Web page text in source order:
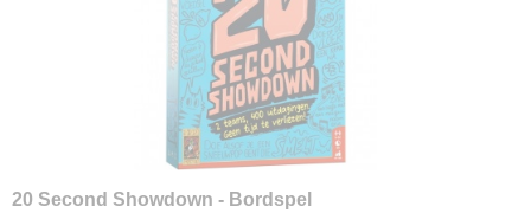
20 Second Showdown - Bordspel